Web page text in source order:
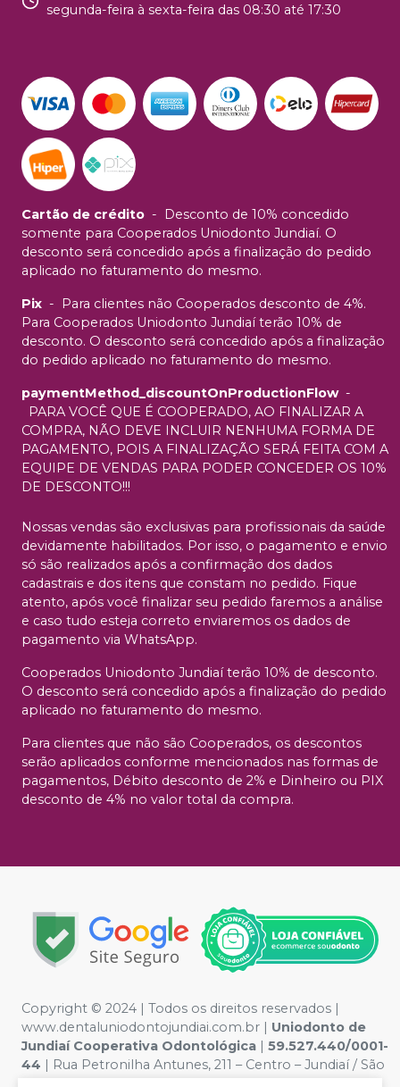
segunda-feira à sexta-feira das 08:30 até 17:30
Cartão de crédito - Desconto de 10% concedido
somente para Cooperados Uniodonto Jundiaí. O
desconto será concedido após a finalização do pedido
aplicado no faturamento do mesmo.
Pix - Para clientes não Cooperados desconto de 4%.
Para Cooperados Uniodonto Jundiaí terão 10% de
desconto. O desconto será concedido após a finalização
do pedido aplicado no faturamento do mesmo.
paymentMethod_discountOnProductionFlow -
PARA VOCÊ QUE É COOPERADO, AO FINALIZAR A
COMPRA, NÃO DEVE INCLUIR NENHUMA FORMA DE
PAGAMENTO, POIS A FINALIZAÇÃO SERÁ FEITA COM A
EQUIPE DE VENDAS PARA PODER CONCEDER OS 10%
DE DESCONTO!!!
Nossas vendas são exclusivas para profissionais da saúde
devidamente habilitados. Por isso, o pagamento e envio
só são realizados após a confirmação dos dados
cadastrais e dos itens que constam no pedido. Fique
atento, após você finalizar seu pedido faremos a análise
e caso tudo esteja correto enviaremos os dados de
pagamento via WhatsApp.
Cooperados Uniodonto Jundiaí terão 10% de desconto.
O desconto será concedido após a finalização do pedido
aplicado no faturamento do mesmo.
Para clientes que não são Cooperados, os descontos
serão aplicados conforme mencionados nas formas de
pagamentos, Débito desconto de 2% e Dinheiro ou PIX
desconto de 4% no valor total da compra.
Copyright © 2024 | Todos os direitos reservados |
www.dentaluniodontojundiai.com.br | Uniodonto de
Jundiaí Cooperativa Odontológica | 59.527.440/0001-
44 | Rua Petronilha Antunes, 211 – Centro – Jundiaí / São